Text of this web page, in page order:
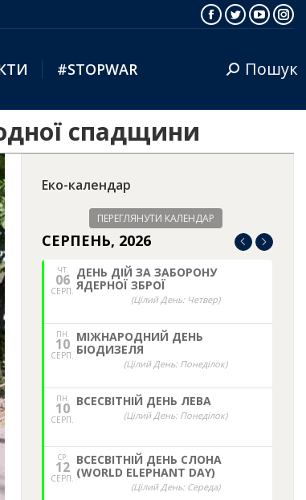
Facebook
Twitter
#STOPWAR Search:Пошук
спадщини
Еко-календар
ПЕРЕГЛЯНУТИ КАЛЕНДАР
СЕРПЕНЬ, 2026
ЧТ.
06
СЕРП.
ДЕНЬ ДІЙ ЗА ЗАБОРОНУ
ЯДЕРНОЇ ЗБРОЇ
(Цілий День: Четвер)
ПН.
10
СЕРП.
МІЖНАРОДНИЙ ДЕНЬ
БІОДИЗЕЛЯ
(Цілий День: Понеділок)
ПН.
10
СЕРП.
ВСЕСВІТНІЙ ДЕНЬ ЛЕВА
(Цілий День: Понеділок)
СР.
12
СЕРП.
ВСЕСВІТНІЙ ДЕНЬ СЛОНА
(WORLD ELEPHANT DAY)
(Цілий День: Середа)